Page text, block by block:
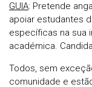
GUIA: Pretende
apoiar estudantes
específicas na sua
académica.
Todos, sem
comunidade e